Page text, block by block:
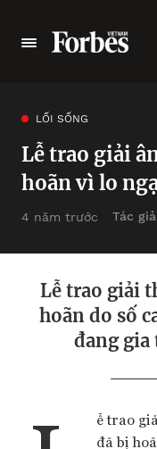
LỐI SỐNG
Lễ trao giải
hoãn vì lo
4 năm trước Tác giả
Lễ trao giải
hoãn do số
đang gia
ễ trao
đã bị